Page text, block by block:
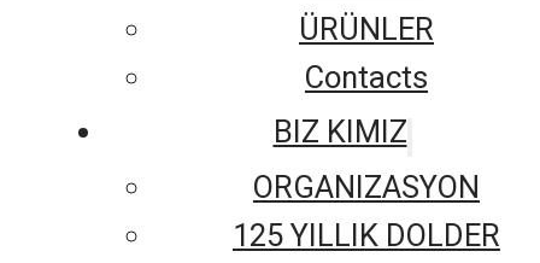
ÜRÜNLER
Contacts
BIZ KIMIZ
ORGANIZASYON
125 YILLIK DOLDER